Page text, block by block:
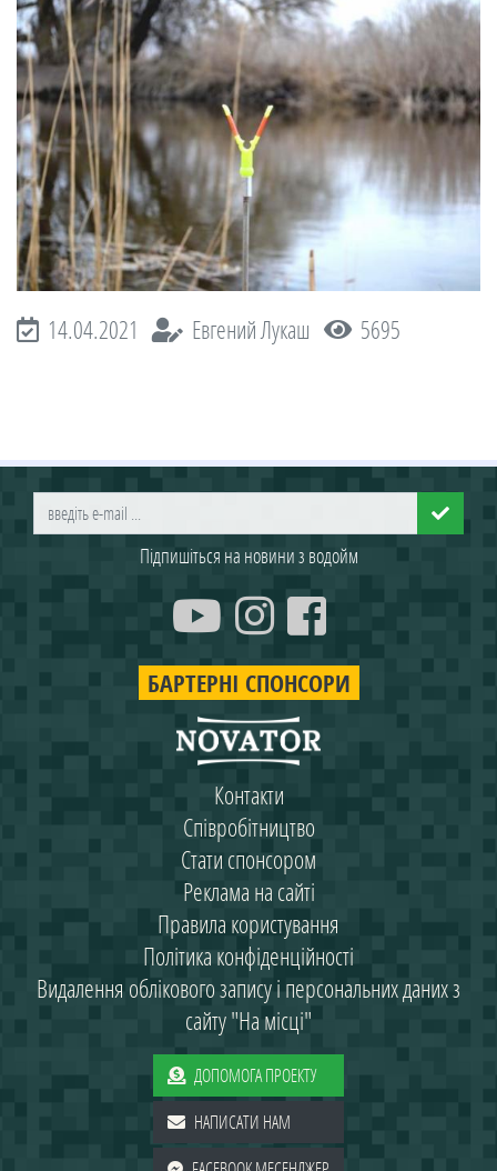
14.04.2021 Евгений Лукаш 5695
Підпишіться на новини з водойм
БАРТЕРНІ СПОНСОРИ
Контакти
Співробітництво
Стати спонсором
Реклама на сайті
Правила користування
Політика конфіденційності
Видалення облікового запису і персональних даних з
сайту "На місці"
ДОПОМОГА ПРОЕКТУ
НАПИСАТИ НАМ